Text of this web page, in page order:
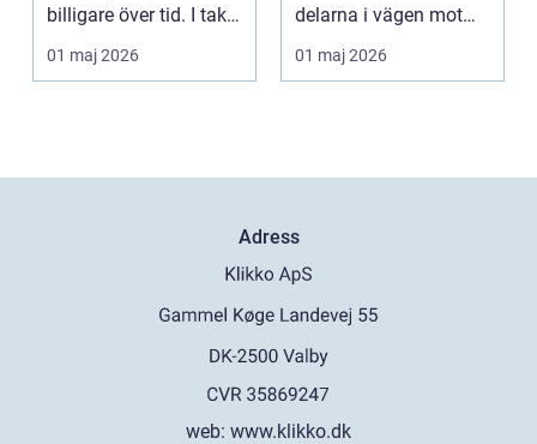
billigare över tid. I takt
med att fler s...
01 maj 2026
delarna i vägen mot
körkort. Många
kommer ...
01 maj 2026
Adress
web: www.klikko.dk